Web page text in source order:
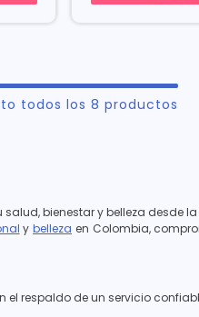
todos los 8 productos
bienestar y belleza desde
ybelleza en Colombia,
respaldo de un servicio